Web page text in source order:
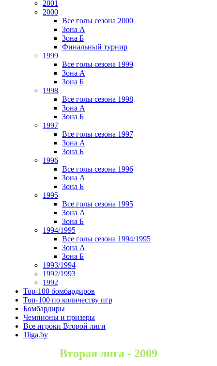
2001
2000
Все голы сезона 2000
Зона А
Зона Б
Финальный турнир
1999
Все голы сезона 1999
Зона А
Зона Б
1998
Все голы сезона 1998
Зона А
Зона Б
1997
Все голы сезона 1997
Зона А
Зона Б
1996
Все голы сезона 1996
Зона А
Зона Б
1995
Все голы сезона 1995
Зона А
Зона Б
1994/1995
Все голы сезона 1994/1995
Зона А
Зона Б
1993/1994
1992/1993
1992
Top-100 бомбардиров
Топ-100 по количеству игр
Бомбардиры
Чемпионы и призеры
Все игроки Второй лиги
1liga.by
Вторая лига - 2009